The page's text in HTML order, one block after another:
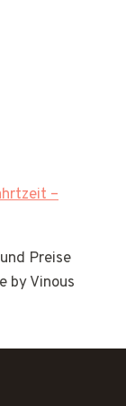
–
Preise
by Vinous